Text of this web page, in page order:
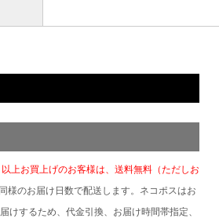
上お買上げのお客様は、送料無料（ただしお
様のお届け日数で配送します。ネコポスはお
けするため、代金引換、お届け時間帯指定、